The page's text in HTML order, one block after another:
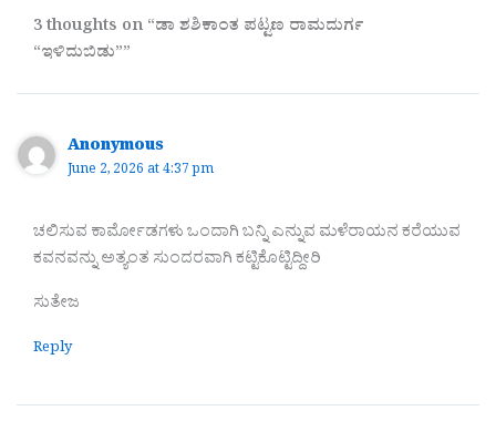
3 thoughts on “ಡಾ ಶಶಿಕಾಂತ ಪಟ್ಟಣ ರಾಮದುರ್ಗ
“ಇಳಿದುಬಿಡು””
Anonymous
June 2, 2026 at 4:37 pm
ಚಲಿಸುವ ಕಾರ್ಮೋಡಗಳು ಒಂದಾಗಿ ಬನ್ನಿ ಎನ್ನುವ ಮಳೆರಾಯನ ಕರೆಯುವ
ಕವನವನ್ನು ಅತ್ಯಂತ ಸುಂದರವಾಗಿ ಕಟ್ಟಿಕೊಟ್ಟಿದ್ದೀರಿ
ಸುತೇಜ
Reply